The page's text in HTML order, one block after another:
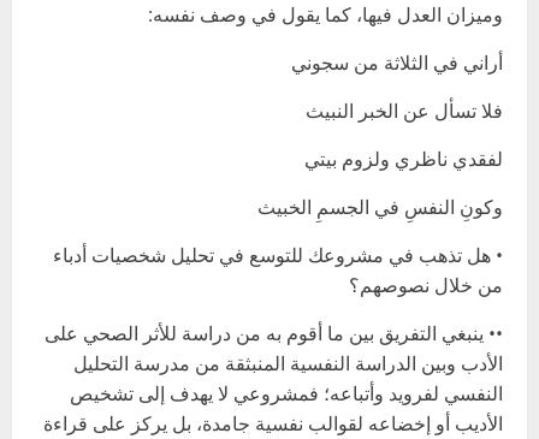
وميزان العدل فيها، كما يقول في وصف نفسه:
أراني في الثلاثة من سجوني
فلا تسأل عن الخبر النبيث
لفقدي ناظري ولزوم بيتي
وكونِ النفسِ في الجسمِ الخبيث
• هل تذهب في مشروعك للتوسع في تحليل شخصيات أدباء
من خلال نصوصهم؟
•• ينبغي التفريق بين ما أقوم به من دراسة للأثر الصحي على
الأدب وبين الدراسة النفسية المنبثقة من مدرسة التحليل
النفسي لفرويد وأتباعه؛ فمشروعي لا يهدف إلى تشخيص
الأديب أو إخضاعه لقوالب نفسية جامدة، بل يركز على قراءة